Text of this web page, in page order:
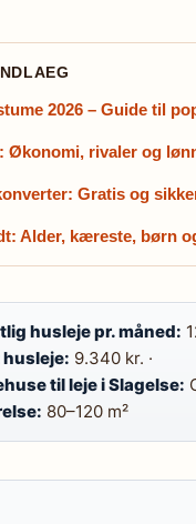
2026 – Guide til
Økonomi, rivaler og
Gratis og
Alder, kæreste, børn
husleje pr. måned:
9.340 kr. ·
til leje i Slagelse:
80–120 m²